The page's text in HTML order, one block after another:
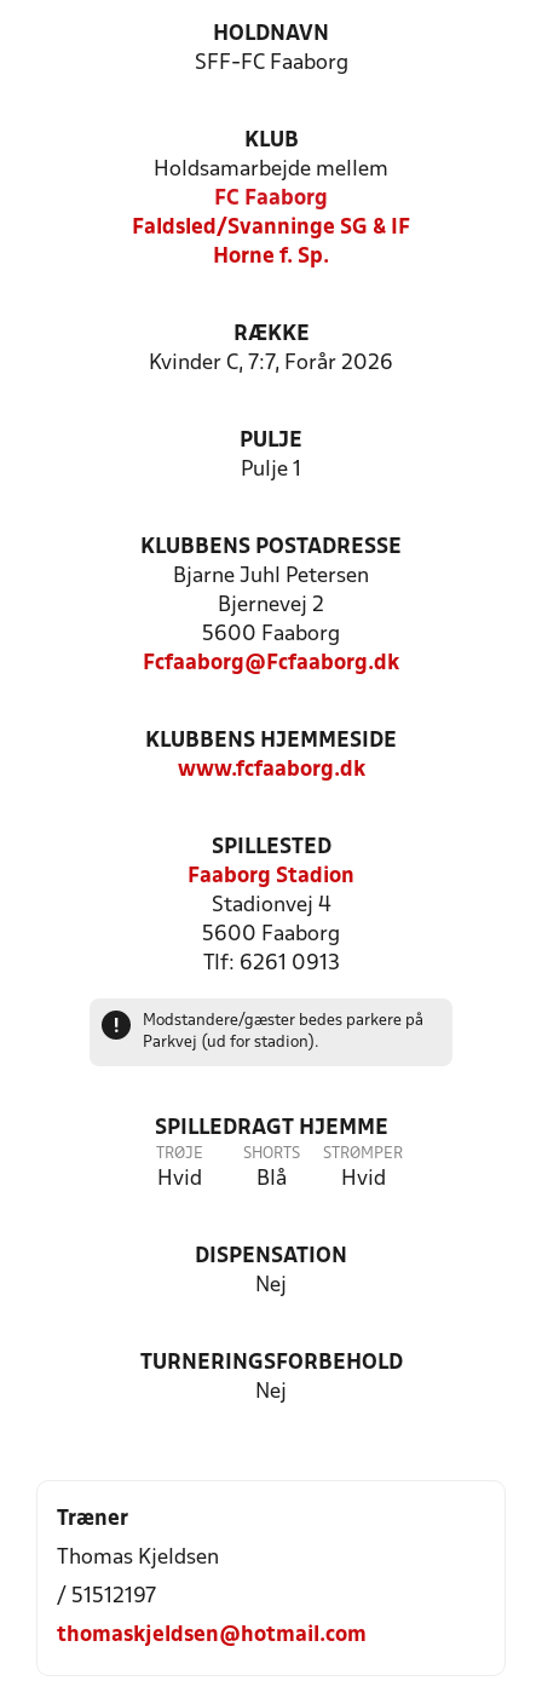
HOLDNAVN
SFF-FC Faaborg
KLUB
Holdsamarbejde mellem
FC Faaborg
Faldsled/Svanninge SG & IF
Horne f. Sp.
RÆKKE
Kvinder C, 7:7, Forår 2026
PULJE
Pulje 1
KLUBBENS POSTADRESSE
Bjarne Juhl Petersen
Bjernevej 2
5600 Faaborg
Fcfaaborg@Fcfaaborg.dk
KLUBBENS HJEMMESIDE
www.fcfaaborg.dk
SPILLESTED
Faaborg Stadion
Stadionvej 4
5600 Faaborg
Tlf: 6261 0913
!
Modstandere/gæster bedes parkere på
Parkvej (ud for stadion).
SPILLEDRAGT HJEMME
TRØJE
Hvid
SHORTS
Blå
STRØMPER
Hvid
DISPENSATION
Nej
TURNERINGSFORBEHOLD
Nej
Træner
Thomas Kjeldsen
/ 51512197
thomaskjeldsen@hotmail.com